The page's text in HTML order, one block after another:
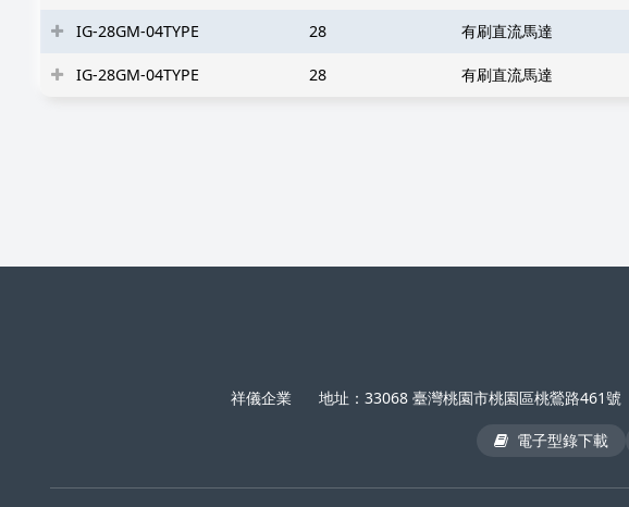
IG-28GM-04TYPE 28 有刷直流馬達
IG-28GM-04TYPE 28 有刷直流馬達
祥儀企業 地址：33068 臺灣桃園市桃園區桃鶯路461號
電子型錄下載